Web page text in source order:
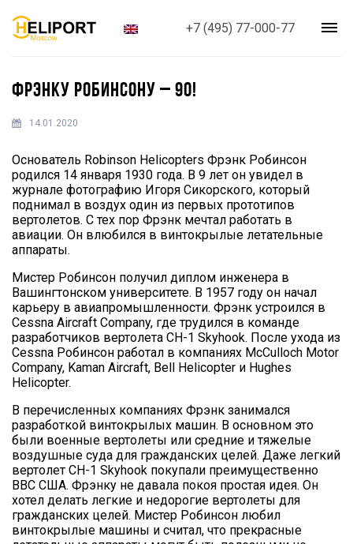
+7 (495) 77-000-77
ФРЭНКУ РОБИНСОНУ – 90!
14.01.2020
Основатель Robinson Helicopters Фрэнк Робинсон
родился 14 января 1930 года. В 9 лет он увидел в
журнале фотографию Игоря Сикорского, который
поднимал в воздух один из первых прототипов
вертолетов. С тех пор Фрэнк мечтал работать в
авиации. Он влюбился в винтокрылые летательные
аппараты.
Мистер Робинсон получил диплом инженера в
Вашингтонском университете. В 1957 году он начал
карьеру в авиапромышленности. Фрэнк устроился в
Cessna Aircraft Company, где трудился в команде
разработчиков вертолета CH-1 Skyhook. После ухода из
Cessna Робинсон работал в компаниях McCulloch Motor
Company, Kaman Aircraft, Bell Helicopter и Hughes
Helicopter.
В перечисленных компаниях Фрэнк занимался
разработкой винтокрылых машин. В основном это
были военные вертолеты или средние и тяжелые
воздушные суда для гражданских целей. Даже легкий
вертолет CH-1 Skyhook покупали преимущественно
ВВС США. Фрэнку не давала покоя простая идея. Он
хотел делать легкие и недорогие вертолеты для
гражданских целей. Мистер Робинсон любил
винтокрылые машины и считал, что прекрасные